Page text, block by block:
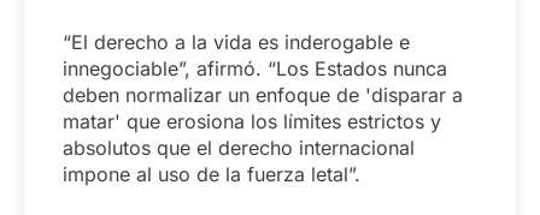
“El derecho a la vida es inderogable e
innegociable”, afirmó. “Los Estados nunca
deben normalizar un enfoque de 'disparar a
matar' que erosiona los límites estrictos y
absolutos que el derecho internacional
impone al uso de la fuerza letal”.